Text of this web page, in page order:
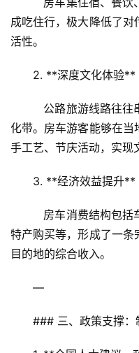
成吃住行，极大降低了对
活性。
2. **深度文化体验**
化带。房车游客能够在当
手工艺、节庆活动，实现
3. **经济效益提升**
特产购买等，形成了一
目的地的综合收入。
—
### 三、政策支撑：